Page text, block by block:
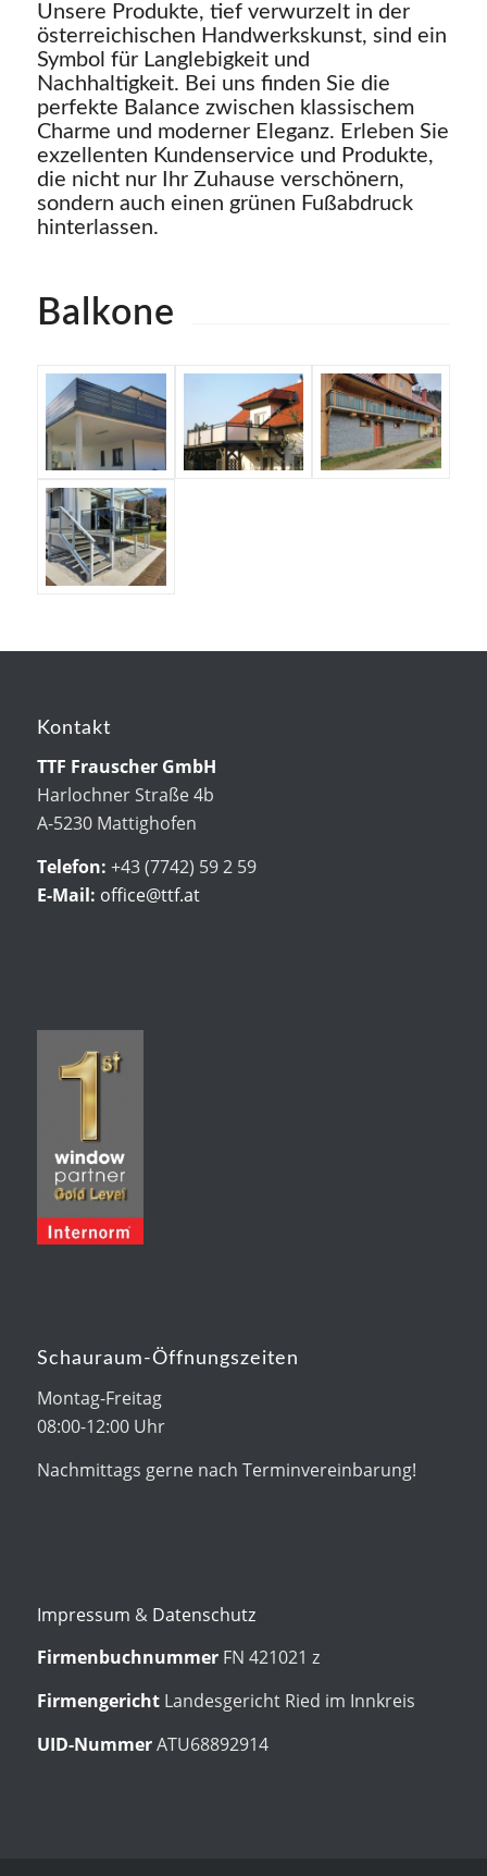
Unsere Produkte, tief verwurzelt in der
österreichischen Handwerkskunst, sind ein
Symbol für Langlebigkeit und
Nachhaltigkeit. Bei uns finden Sie die
perfekte Balance zwischen klassischem
Charme und moderner Eleganz. Erleben Sie
exzellenten Kundenservice und Produkte,
die nicht nur Ihr Zuhause verschönern,
sondern auch einen grünen Fußabdruck
hinterlassen.
Balkone
Kontakt
TTF Frauscher GmbH
Harlochner Straße 4b
A-5230 Mattighofen
Telefon: +43 (7742) 59 2 59
E-Mail: office@ttf.at
Schauraum-Öffnungszeiten
Montag-Freitag
08:00-12:00 Uhr
Nachmittags gerne nach Terminvereinbarung!
Impressum & Datenschutz
Firmenbuchnummer FN 421021 z
Firmengericht Landesgericht Ried im Innkreis
UID-NummerATU68892914